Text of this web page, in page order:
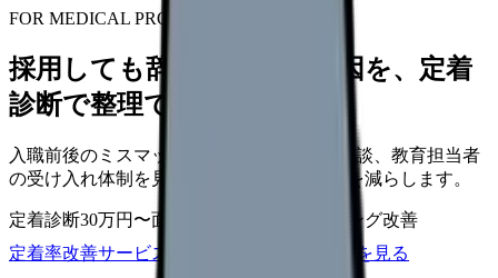
FOR MEDICAL PROVIDERS
採用しても辞めてしまう原因を、定着
診断で整理できます
入職前後のミスマッチ、初月面談、3ヶ月面談、教育担当者
の受け入れ体制を見直し、早期離職の再発を減らします。
定着診断30万円〜面談シート
オンボーディング改善
定着率改善サービスを相談
サービス詳細を見る